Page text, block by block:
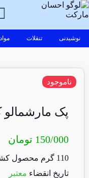
نوشیدنی تنقلات
پک
150/000 تومان
110 گرم محصول کشور چین
تاریخ انقضاء معتبر
ناموجود